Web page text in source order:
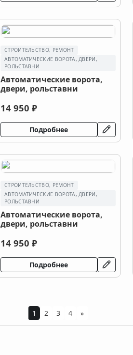
СТРОИТЕЛЬСТВО, РЕМОНТ
АВТОМАТИЧЕСКИЕ ВОРОТА, ДВЕРИ,
РОЛЬСТАВНИ
Автоматические ворота,
двери, рольставни
14 950 ₽
Подробнее
СТРОИТЕЛЬСТВО, РЕМОНТ
АВТОМАТИЧЕСКИЕ ВОРОТА, ДВЕРИ,
РОЛЬСТАВНИ
Автоматические ворота,
двери, рольставни
14 950 ₽
Подробнее
1 2 3 4 »